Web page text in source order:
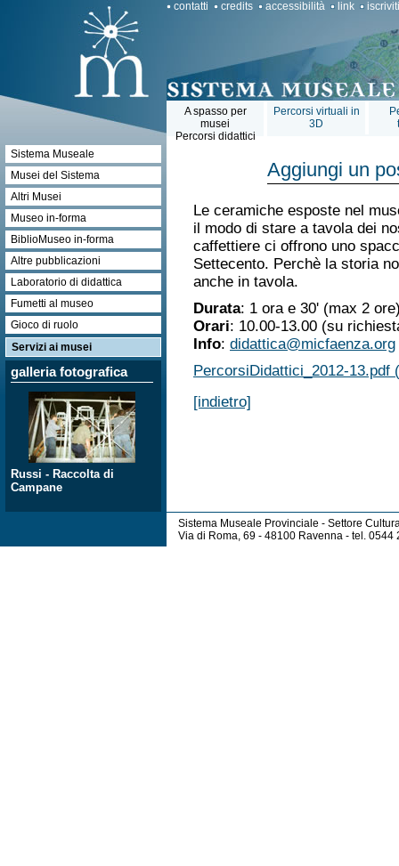
contatti credits accessibilità link
A spasso per
musei
Percorsi didattici
Percorsi virtuali in
3D
Aggiungi un
Le ceramiche esposte nel
il modo di stare a tavola dei
caffettiere ci offrono uno
Settecento. Perchè la storia
anche in tavola.
Durata: 1 ora e 30' (max 2
Orari: 10.00-13.00 (su
Info: didattica@micfaenza.org
PercorsiDidattici_2012-13.pdf
[indietro]
Sistema Museale
Musei del Sistema
Altri Musei
Museo in-forma
BiblioMuseo in-forma
Altre pubblicazioni
Laboratorio di didattica
Fumetti al museo
Gioco di ruolo
Servizi ai musei
galleria fotografica
Russi - Raccolta di
Campane
Sistema Museale Provinciale - Settore
Via di Roma, 69 - 48100 Ravenna - tel.